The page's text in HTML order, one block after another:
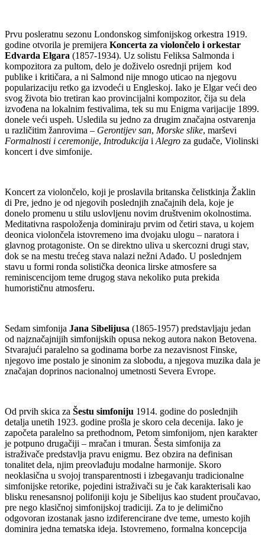
Prvu posleratnu sezonu Londonskog simfonijskog orkestra 1919.
godine otvorila je premijera Koncerta za violončelo i orkestar
Edvarda Elgara (1857-1934). Uz solistu Feliksa Salmonda i
kompozitora za pultom, delo je doživelo osrednji prijem kod
publike i kritičara, a ni Salmond nije mnogo uticao na njegovu
popularizaciju retko ga izvodeći u Engleskoj. Iako je Elgar veći deo
svog života bio tretiran kao provincijalni kompozitor, čija su dela
izvođena na lokalnim festivalima, tek su mu Enigma varijacije 1899.
donele veći uspeh. Usledila su jedno za drugim značajna ostvarenja
u različitim žanrovima – Gerontijev san, Morske slike, marševi
Formalnosti i ceremonije, Introdukcija iAlegro za gudače, Violinski
koncert i dve simfonije.
Koncert za violončelo, koji je proslavila britanska čelistkinja Žaklin
di Pre, jedno je od njegovih poslednjih značajnih dela, koje je
donelo promenu u stilu uslovljenu novim društvenim okolnostima.
Meditativna raspoloženja dominiraju prvim od četiri stava, u kojem
deonica violončela istovremeno ima dvojaku ulogu – naratora i
glavnog protagoniste. On se direktno uliva u skercozni drugi stav,
dok se na mestu trećeg stava nalazi nežni Adađo. U poslednjem
stavu u formi ronda solistička deonica lirske atmosfere sa
reminiscencijom teme drugog stava nekoliko puta prekida
humorističnu atmosferu.
Sedam simfonija Jana Sibelijusa (1865-1957) predstavljaju jedan
od najznačajnijih simfonijskih opusa nekog autora nakon Betovena.
Stvarajući paralelno sa godinama borbe za nezavisnost Finske,
njegovo ime postalo je sinonim za slobodu, a njegova muzika dala je
značajan doprinos nacionalnoj umetnosti Severa Evrope.
Od prvih skica za Šestu simfoniju 1914. godine do poslednjih
detalja unetih 1923. godine prošla je skoro cela decenija. Iako je
započeta paralelno sa prethodnom, Petom simfonijom, njen karakter
je potpuno drugačiji – mračan i tmuran. Šesta simfonija za
istraživače predstavlja pravu enigmu. Bez obzira na definisan
tonalitet dela, njim preovlađuju modalne harmonije. Skoro
neoklasična u svojoj transparentnosti i izbegavanju tradicionalne
simfonijske retorike, pojedini istraživači su je čak karakterisali kao
blisku renesansnoj polifoniji koju je Sibelijus kao student proučavao,
pre nego klasičnoj simfonijskoj tradiciji. Za to je delimično
odgovoran izostanak jasno izdiferencirane dve teme, umesto kojih
dominira jedna tematska ideja. Istovremeno, formalna koncepcija